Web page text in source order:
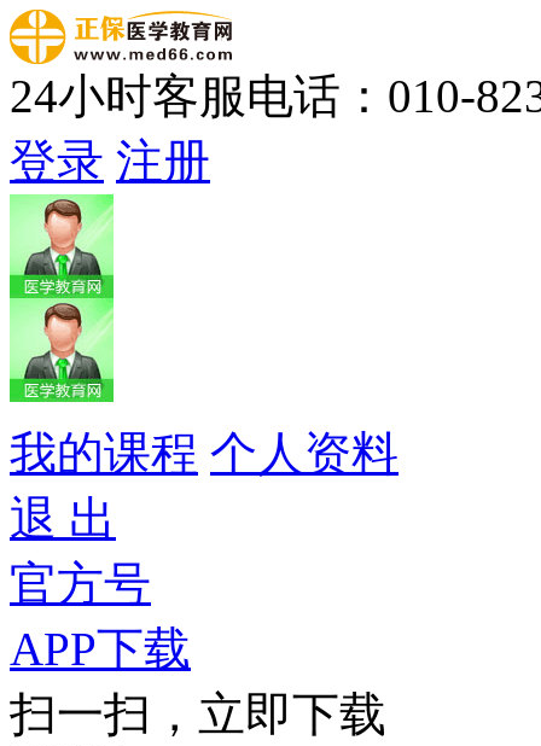
24小时客服电话：010-
登录 注册
我的课程 个人资料
退 出
官方号
APP下载
扫一扫，立即下载